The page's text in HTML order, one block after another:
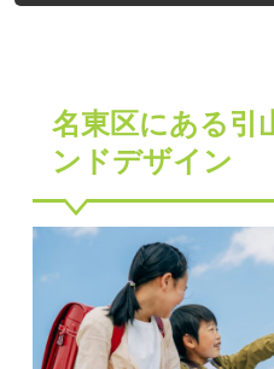
名東区にある引
ンドデザイン